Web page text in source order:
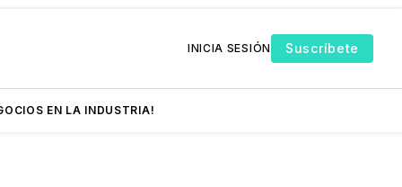
INICIA SESIÓN Suscríbete
EN LA INDUSTRIA!